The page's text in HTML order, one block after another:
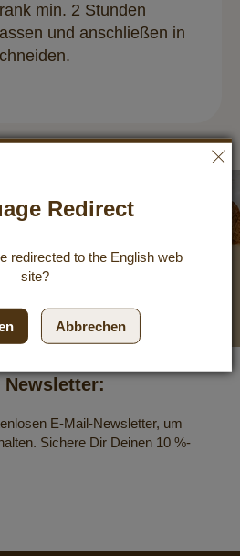
min. 2 Stunden
und anschließen in
Newsletter:
E-Mail-Newsletter, um
Sichere Dir Deinen 10 %-
Redirect
redirected to the English web
site?
Abbrechen